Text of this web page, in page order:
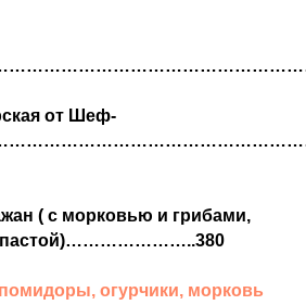
от Шеф-
( с морковью и грибами,
пастой)…………………..380
огурчики, морковь